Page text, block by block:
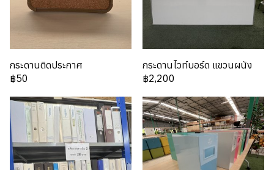
กระดานติดประกาศ
฿50
กระดานไวท์บอร์ด แขวนผนัง
฿2,200